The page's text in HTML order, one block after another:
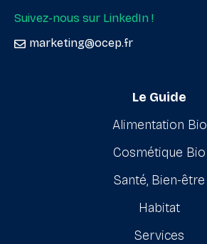
Suivez-nous sur LinkedIn !
marketing@ocep.fr
Le Guide
Alimentation Bio
Cosmétique Bio
Santé, Bien-être
Habitat
Services